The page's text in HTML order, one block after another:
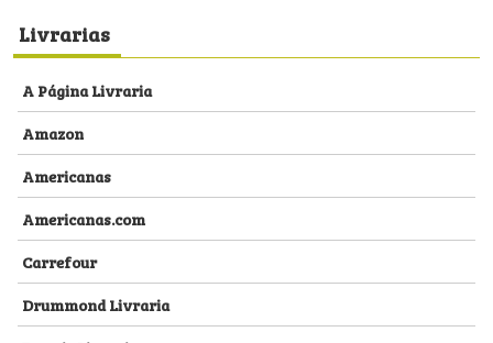
Livrarias
A Página Livraria
Amazon
Americanas
Americanas.com
Carrefour
Drummond Livraria